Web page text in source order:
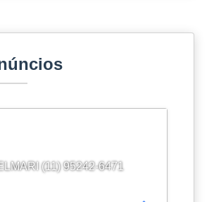
(11) 95242-6471